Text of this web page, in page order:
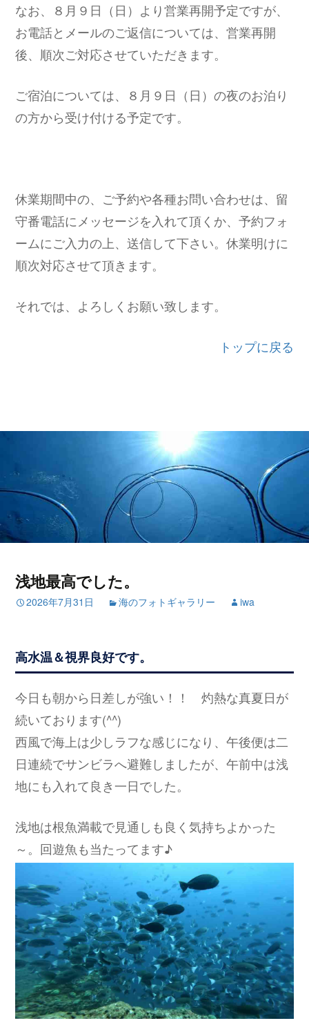
なお、８月９日（日）より営業再開予定ですが、
お電話とメールのご返信については、営業再開
後、順次ご対応させていただきます。
ご宿泊については、８月９日（日）の夜のお泊り
の方から受け付ける予定です。
休業期間中の、ご予約や各種お問い合わせは、留
守番電話にメッセージを入れて頂くか、予約フォ
ームにご入力の上、送信して下さい。休業明けに
順次対応させて頂きます。
それでは、よろしくお願い致します。
トップに戻る
浅地最高でした。
2026年7月31日 海のフォトギャラリー iwa
高水温＆視界良好です。
今日も朝から日差しが強い！！ 灼熱な真夏日が
続いております(^^)
西風で海上は少しラフな感じになり、午後便は二
日連続でサンビラへ避難しましたが、午前中は浅
地にも入れて良き一日でした。
浅地は根魚満載で見通しも良く気持ちよかった
～。回遊魚も当たってます♪